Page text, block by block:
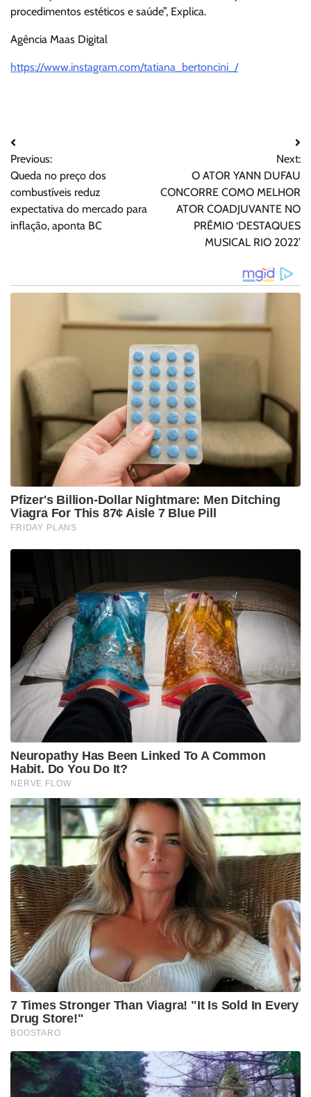
procedimentos estéticos e saúde”, Explica.
Agência Maas Digital
https://www.instagram.com/tatiana_bertoncini_/
Navegação
de
Post
Previous:
Queda no preço dos
combustíveis reduz
expectativa do mercado para
inflação, aponta BC
Next:
O ATOR YANN DUFAU
CONCORRE COMO MELHOR
ATOR COADJUVANTE NO
PRÊMIO ‘DESTAQUES
MUSICAL RIO 2022’